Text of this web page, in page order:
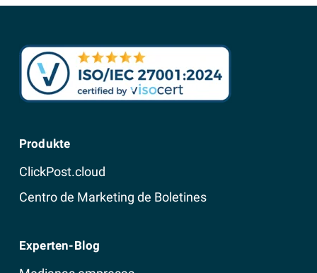
Produkte
ClickPost.cloud
Centro de Marketing de Boletines
Experten-Blog